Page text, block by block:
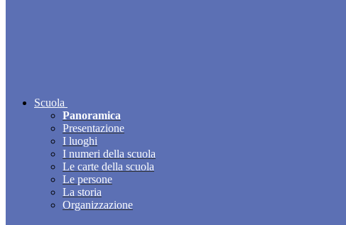
Scuola
Panoramica
Presentazione
I luoghi
I numeri della scuola
Le carte della scuola
Le persone
La storia
Organizzazione